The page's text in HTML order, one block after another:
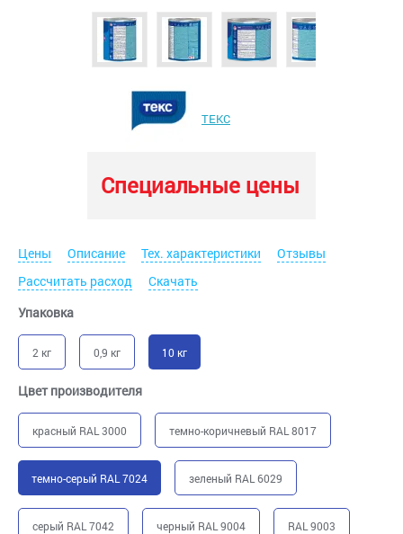
ТЕКС
Специальные цены
Цены Описание Тех. характеристики
Отзывы
Рассчитать расход
Скачать
Упаковка
2 кг 0,9 кг 10 кг
Цвет производителя
красный RAL 3000 темно-коричневый RAL 8017
темно-серый RAL 7024 зеленый RAL 6029
серый RAL 7042 черный RAL 9004 RAL 9003